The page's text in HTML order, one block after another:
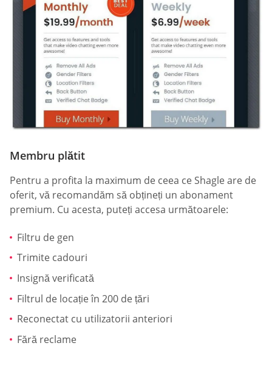
Membru plătit
Pentru a profita la maximum de ceea ce Shagle are de
oferit, vă recomandăm să obțineți un abonament
premium. Cu acesta, puteți accesa următoarele:
Filtru de gen
Trimite cadouri
Insignă verificată
Filtrul de locație în 200 de țări
Reconectat cu utilizatorii anteriori
Fără reclame